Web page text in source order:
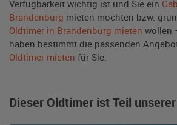
Verfügbarkeit wichtig ist und Sie ein
Brandenburg mieten möchten bzw.
Oldtimer in Brandenburg mieten wollen
haben bestimmt die passenden
Oldtimer mieten für Sie.
Dieser Oldtimer ist Teil